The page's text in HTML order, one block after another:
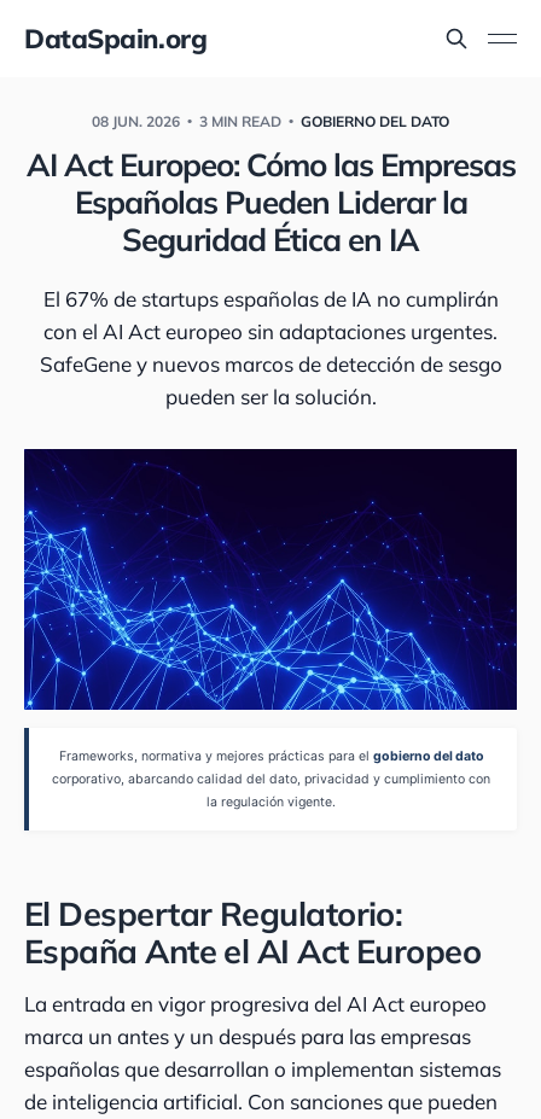
DataSpain.org
08 JUN. 2026 3 MIN READ GOBIERNO DEL DATO
AI Act Europeo: Cómo las Empresas
Españolas Pueden Liderar la
Seguridad Ética en IA
El 67% de startups españolas de IA no cumplirán
con el AI Act europeo sin adaptaciones urgentes.
SafeGene y nuevos marcos de detección de sesgo
pueden ser la solución.
Frameworks, normativa y mejores prácticas para el gobierno del dato
corporativo, abarcando calidad del dato, privacidad y cumplimiento con
la regulación vigente.
El Despertar Regulatorio:
España Ante el AI Act Europeo
La entrada en vigor progresiva del AI Act europeo
marca un antes y un después para las empresas
españolas que desarrollan o implementan sistemas
de inteligencia artificial. Con sanciones que pueden